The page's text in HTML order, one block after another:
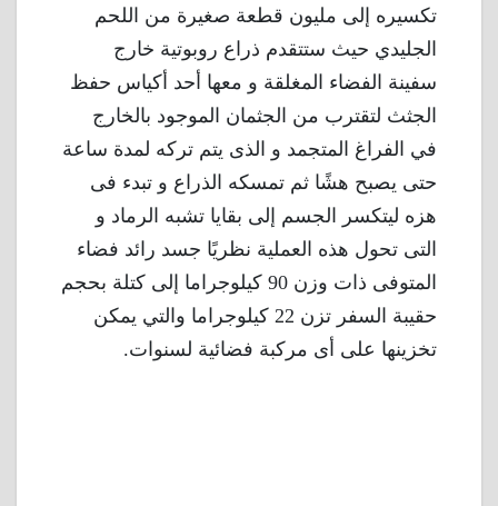
تكسيره إلى مليون قطعة صغيرة من اللحم
الجليدي حيث ستتقدم ذراع روبوتية خارج
سفينة الفضاء المغلقة و معها أحد أكياس حفظ
الجثث لتقترب من الجثمان الموجود بالخارج
في الفراغ المتجمد و الذى يتم تركه لمدة ساعة
حتى يصبح هشًا ثم تمسكه الذراع و تبدء فى
هزه ليتكسر الجسم إلى بقايا تشبه الرماد و
التى تحول هذه العملية نظريًا جسد رائد فضاء
المتوفى ذات وزن 90 كيلوجراما إلى كتلة بحجم
حقيبة السفر تزن 22 كيلوجراما والتي يمكن
تخزينها على أى مركبة فضائية لسنوات.